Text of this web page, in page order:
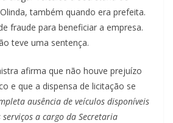
também quando era prefeita.
fraude para beneficiar a empresa.
teve uma sentença.
afirma que não houve prejuízo
e que a dispensa de licitação se
ausência de veículos disponíveis
a cargo da Secretaria